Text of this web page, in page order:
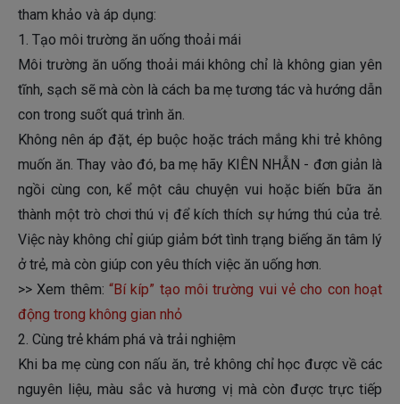
tham khảo và áp dụng:
1. Tạo môi trường ăn uống thoải mái
Môi trường ăn uống thoải mái không chỉ là không gian yên
tĩnh, sạch sẽ mà còn là cách ba mẹ tương tác và hướng dẫn
con trong suốt quá trình ăn.
Không nên áp đặt, ép buộc hoặc trách mắng khi trẻ không
muốn ăn. Thay vào đó, ba mẹ hãy KIÊN NHẪN - đơn giản là
ngồi cùng con, kể một câu chuyện vui hoặc biến bữa ăn
thành một trò chơi thú vị để kích thích sự hứng thú của trẻ.
Việc này không chỉ giúp giảm bớt tình trạng biếng ăn tâm lý
ở trẻ, mà còn giúp con yêu thích việc ăn uống hơn.
>> Xem thêm: “Bí kíp” tạo môi trường vui vẻ cho con hoạt
động trong không gian nhỏ
2. Cùng trẻ khám phá và trải nghiệm
Khi ba mẹ cùng con nấu ăn, trẻ không chỉ học được về các
nguyên liệu, màu sắc và hương vị mà còn được trực tiếp